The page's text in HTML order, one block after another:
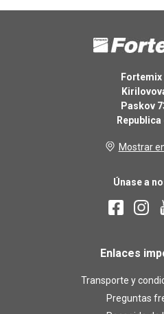
Fortemix
Paskov
Republica
Mostrar
Únase a
Enlaces
Transporte y
Preguntas